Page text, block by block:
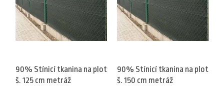
90% Stínicí tkanina na plot
š. 125 cm metráž
90% Stínicí tkanina na plot
š. 150 cm metráž